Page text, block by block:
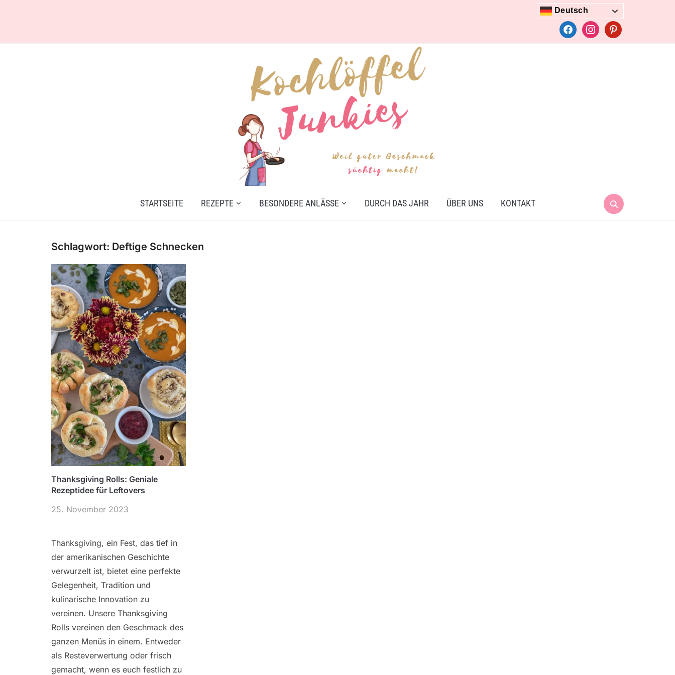
Deutsch
facebookinstagrampinterest
Search
for:
STARTSEITE REZEPTE BESONDERE ANLÄSSE DURCH DAS JAHR ÜBER UNS KONTAKT
Schlagwort: Deftige Schnecken
Thanksgiving Rolls: Geniale
Rezeptidee für Leftovers
25. November 2023
Thanksgiving, ein Fest, das tief in
der amerikanischen Geschichte
verwurzelt ist, bietet eine perfekte
Gelegenheit, Tradition und
kulinarische Innovation zu
vereinen. Unsere Thanksgiving
Rolls vereinen den Geschmack des
ganzen Menüs in einem. Entweder
als Resteverwertung oder frisch
gemacht, wenn es euch festlich zu